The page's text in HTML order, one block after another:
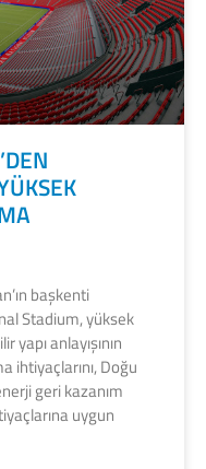
başkenti
Stadium, yüksek
anlayışının
ihtiyaçlarını, Doğu
geri kazanım
uygun